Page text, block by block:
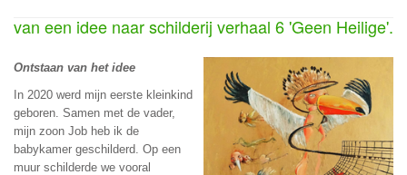
van een idee naar schilderij verhaal 6 'Geen Heilige'.
Ontstaan van het idee
In 2020 werd mijn eerste kleinkind
geboren. Samen met de vader,
mijn zoon Job heb ik de
babykamer geschilderd. Op een
muur schilderde we vooral